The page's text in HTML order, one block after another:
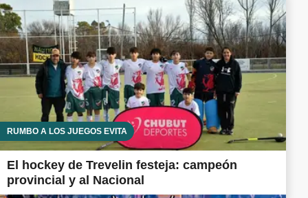
RUMBO A LOS JUEGOS EVITA
El hockey de Trevelin festeja: campeón
provincial y al Nacional